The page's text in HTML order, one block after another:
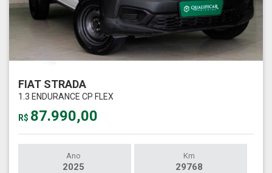
FIAT STRADA
1.3 ENDURANCE CP FLEX
R$ 87.990,00
Ano
2025
Km
29768